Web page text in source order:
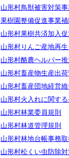
山形村鳥獣被害対策
果樹園整備促進事業
山形村果樹共済加入
山形村りんご産地再
山形村酪農ヘルパー
山形村畜産物生産出
山形村畜産団地経営
山形村火入れに関する
山形村林業委員規則
山形村林道管理規則
山形村林地台帳事務
山形村松くい虫防除